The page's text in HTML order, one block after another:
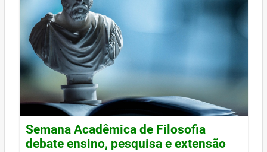
Semana Acadêmica de Filosofia
debate ensino, pesquisa e extensão